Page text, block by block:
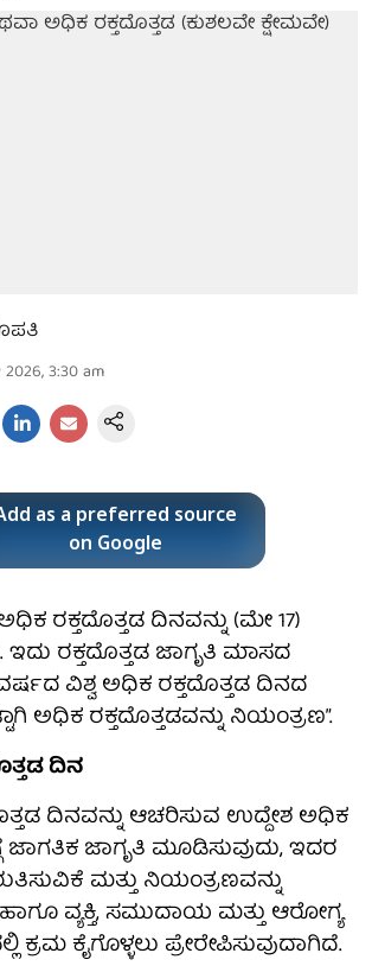
3:30 am
as a preferred source
on Google
ಅಧಿಕ ರಕ್ತದೊತ್ತಡ ದಿನವನ್ನು (ಮೇ 17)
ರಕ್ತದೊತ್ತಡ ಜಾಗೃತಿ ಮಾಸದ
ವಿಶ್ವ ಅಧಿಕ ರಕ್ತದೊತ್ತಡ ದಿನದ
ಅಧಿಕ ರಕ್ತದೊತ್ತಡವನ್ನು ನಿಯಂತ್ರಣ”.
ದಿನ
ದಿನವನ್ನು ಆಚರಿಸುವ ಉದ್ದೇಶ ಅಧಿಕ
ಜಾಗತಿಕ ಜಾಗೃತಿ ಮೂಡಿಸುವುದು, ಇದರ
ಮತ್ತು ನಿಯಂತ್ರಣವನ್ನು
ವ್ಯಕ್ತಿ, ಸಮುದಾಯ ಮತ್ತು ಆರೋಗ್ಯ
ಕ್ರಮ ಕೈಗೊಳ್ಳಲು ಪ್ರೇರೇಪಿಸುವುದಾಗಿದೆ.